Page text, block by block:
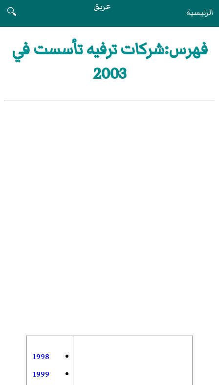
الرئيسية عريق
🔍
فهرس:شركات ترفيه تأسست في
2003
1998
1999